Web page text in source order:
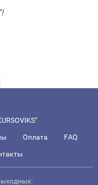
Оплата FAQ